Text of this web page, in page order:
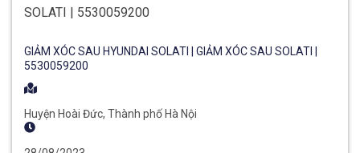
GIẢM XÓC SAU HYUNDAI SOLATI | GIẢM XÓC SAU SOLATI |
5530059200
Huyện Hoài Đức, Thành phố Hà Nội